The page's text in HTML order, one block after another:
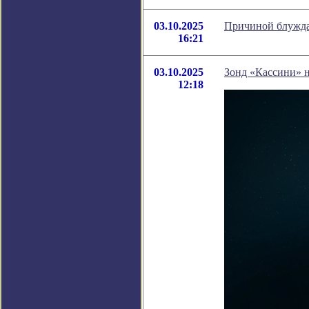
03.10.2025
16:21
Причиной
03.10.2025
12:18
Зонд «Кассини»